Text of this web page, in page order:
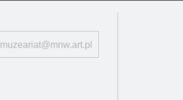
muzeariat@mnw.art.pl